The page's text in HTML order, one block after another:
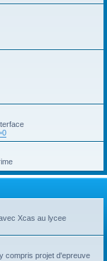
Xcas au lycee
compris projet d'epreuve